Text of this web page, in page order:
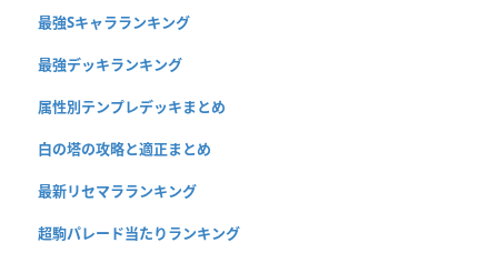
最強Sキャラランキング
最強デッキランキング
属性別テンプレデッキまとめ
白の塔の攻略と適正まとめ
最新リセマラランキング
超駒パレード当たりランキング